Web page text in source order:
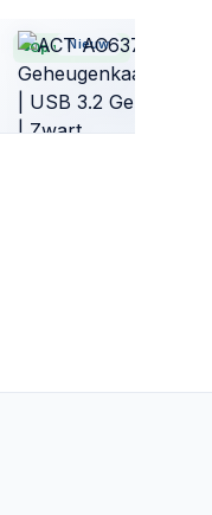
Op voorraad
Nieuw